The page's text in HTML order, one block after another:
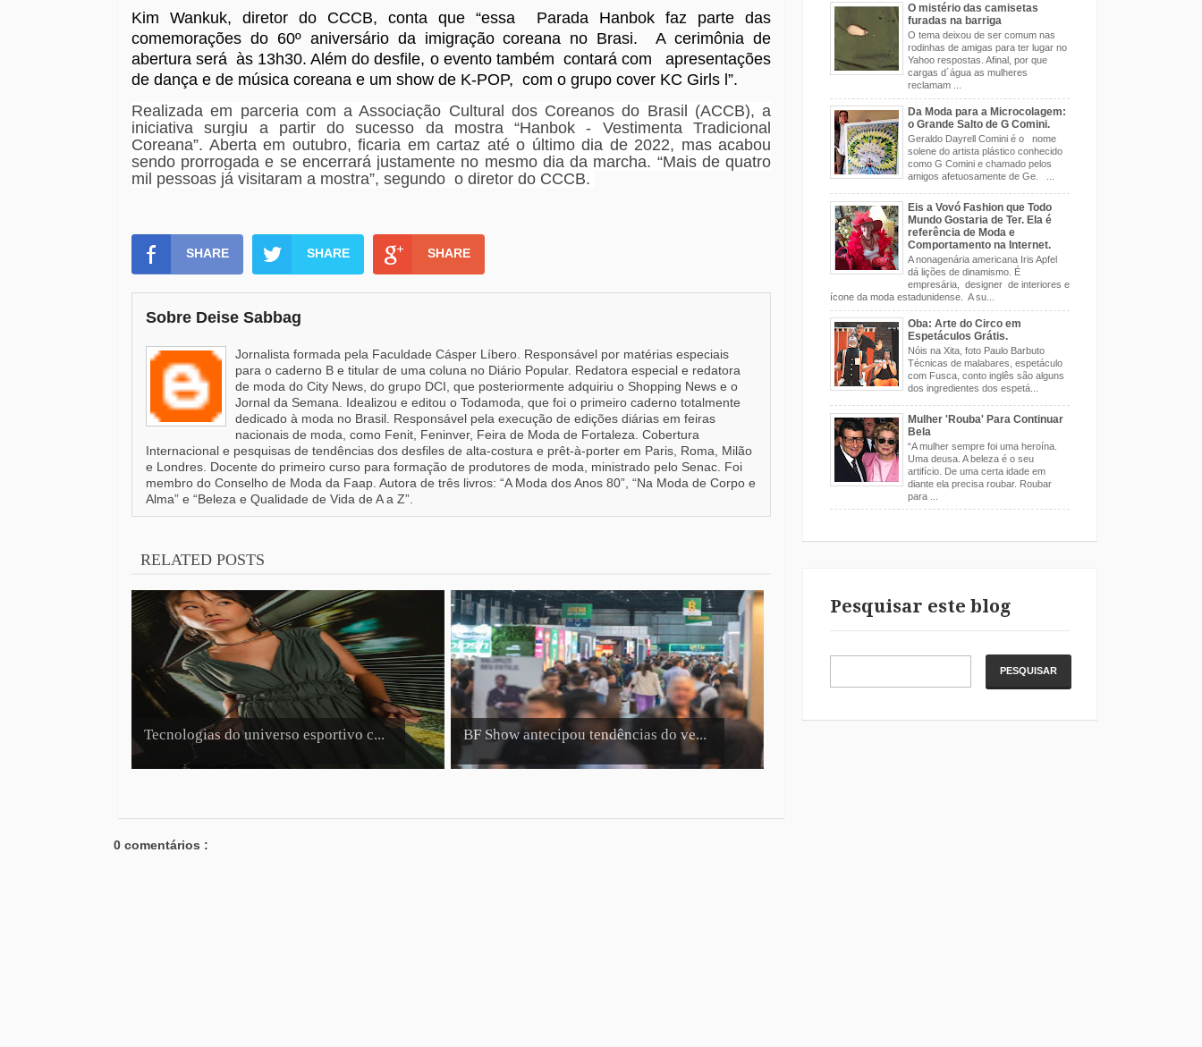
Kim Wankuk, diretor do CCCB, conta que “essa
Parada Hanbok faz parte das
comemorações do 60º aniversário da imigração coreana no Brasi.
A cerimônia de
abertura será às 13h30. Além do desfile, o evento também contará com
apresentações
de dança e de música coreana e um show de K-POP, com o grupo cover KC Girls l”.
Realizada em parceria com a Associação Cultural dos Coreanos do Brasil (ACCB), a
iniciativa surgiu a partir do sucesso da mostra “Hanbok - Vestimenta Tradicional
Coreana”. Aberta em outubro, ficaria em cartaz até o último dia de 2022, mas acabou
sendo prorrogada e se encerrará justamente no mesmo dia da marcha. “Mais de quatro
mil pessoas já visitaram a mostra”, segundo o diretor do CCCB.
SHARE SHARE SHARE
Sobre Deise Sabbag
Jornalista formada pela Faculdade Cásper Líbero. Responsável por matérias especiais
para o caderno B e titular de uma coluna no Diário Popular. Redatora especial e redatora
de moda do City News, do grupo DCI, que posteriormente adquiriu o Shopping News e o
Jornal da Semana. Idealizou e editou o Todamoda, que foi o primeiro caderno totalmente
dedicado à moda no Brasil. Responsável pela execução de edições diárias em feiras
nacionais de moda, como Fenit, Feninver, Feira de Moda de Fortaleza. Cobertura
Internacional e pesquisas de tendências dos desfiles de alta-costura e prêt-à-porter em Paris, Roma, Milão
e Londres. Docente do primeiro curso para formação de produtores de moda, ministrado pelo Senac. Foi
membro do Conselho de Moda da Faap. Autora de três livros: “A Moda dos Anos 80”, “Na Moda de Corpo e
Alma” e “Beleza e Qualidade de Vida de A a Z”.
RELATED POSTS
Tecnologias do universo esportivo c... BF Show antecipou tendências do ve...
0 comentários :
O mistério das camisetas
furadas na barriga
O tema deixou de ser comum nas
rodinhas de amigas para ter lugar no
Yahoo respostas. Afinal, por que
cargas d´água as mulheres
reclamam ...
Da Moda para a Microcolagem:
o Grande Salto de G Comini.
Geraldo Dayrell Comini é o nome
solene do artista plástico conhecido
como G Comini e chamado pelos
amigos afetuosamente de Ge. ...
Eis a Vovó Fashion que Todo
Mundo Gostaria de Ter. Ela é
referência de Moda e
Comportamento na Internet.
A nonagenária americana Iris Apfel
dá lições de dinamismo. É
empresária, designer de interiores e
ícone da moda estadunidense. A su...
Oba: Arte do Circo em
Espetáculos Grátis.
Nóis na Xita, foto Paulo Barbuto
Técnicas de malabares, espetáculo
com Fusca, conto inglês são alguns
dos ingredientes dos espetá...
Mulher 'Rouba' Para Continuar
Bela
“A mulher sempre foi uma heroína.
Uma deusa. A beleza é o seu
artifício. De uma certa idade em
diante ela precisa roubar. Roubar
para ...
Pesquisar este blog